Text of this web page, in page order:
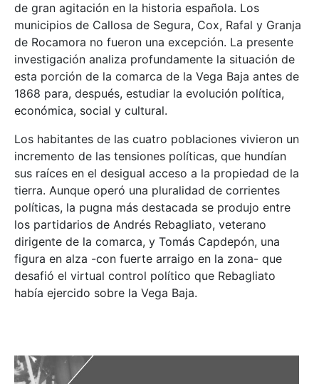
de gran agitación en la historia española. Los
municipios de Callosa de Segura, Cox, Rafal y Granja
de Rocamora no fueron una excepción. La presente
investigación analiza profundamente la situación de
esta porción de la comarca de la Vega Baja antes de
1868 para, después, estudiar la evolución política,
económica, social y cultural.
Los habitantes de las cuatro poblaciones vivieron un
incremento de las tensiones políticas, que hundían
sus raíces en el desigual acceso a la propiedad de la
tierra. Aunque operó una pluralidad de corrientes
políticas, la pugna más destacada se produjo entre
los partidarios de Andrés Rebagliato, veterano
dirigente de la comarca, y Tomás Capdepón, una
figura en alza -con fuerte arraigo en la zona- que
desafió el virtual control político que Rebagliato
había ejercido sobre la Vega Baja.